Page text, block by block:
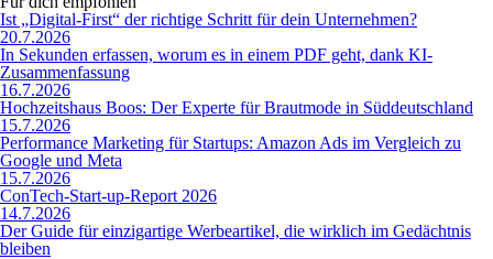
Ist „Digital-First“ der richtige Schritt für dein Unternehmen?
20.7.2026
In Sekunden erfassen, worum es in einem PDF geht, dank KI-
Zusammenfassung
16.7.2026
Hochzeitshaus Boos: Der Experte für Brautmode in Süddeutschland
15.7.2026
Performance Marketing für Startups: Amazon Ads im Vergleich zu
Google und Meta
15.7.2026
ConTech-Start-up-Report 2026
14.7.2026
Der Guide für einzigartige Werbeartikel, die wirklich im Gedächtnis
bleiben